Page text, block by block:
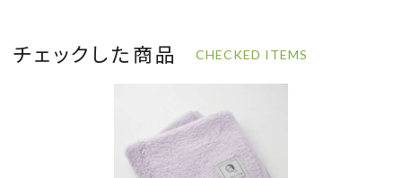
チェックした商品 CHECKED ITEMS